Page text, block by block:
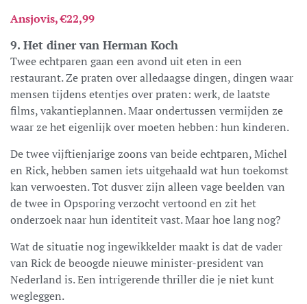
Ansjovis, €22,99
9. Het diner van Herman Koch
Twee echtparen gaan een avond uit eten in een
restaurant. Ze praten over alledaagse dingen, dingen waar
mensen tijdens etentjes over praten: werk, de laatste
films, vakantieplannen. Maar ondertussen vermijden ze
waar ze het eigenlijk over moeten hebben: hun kinderen.
De twee vijftienjarige zoons van beide echtparen, Michel
en Rick, hebben samen iets uitgehaald wat hun toekomst
kan verwoesten. Tot dusver zijn alleen vage beelden van
de twee in Opsporing verzocht vertoond en zit het
onderzoek naar hun identiteit vast. Maar hoe lang nog?
Wat de situatie nog ingewikkelder maakt is dat de vader
van Rick de beoogde nieuwe minister-president van
Nederland is. Een intrigerende thriller die je niet kunt
wegleggen.